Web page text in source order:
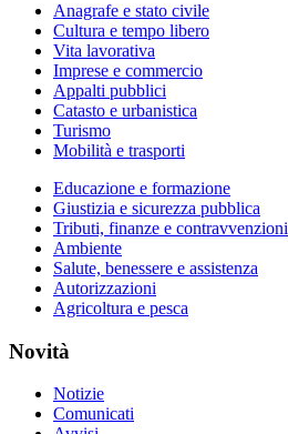
Anagrafe e stato civile
Cultura e tempo libero
Vita lavorativa
Imprese e commercio
Appalti pubblici
Catasto e urbanistica
Turismo
Mobilità e trasporti
Educazione e formazione
Giustizia e sicurezza pubblica
Tributi, finanze e contravvenzioni
Ambiente
Salute, benessere e assistenza
Autorizzazioni
Agricoltura e pesca
Novità
Notizie
Comunicati